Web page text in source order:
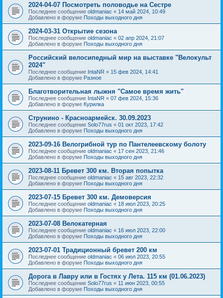
2024-04-07 Посмотреть половодье на Сестре
Последнее сообщение oldmaniac « 14 май 2024, 10:49
Добавлено в форуме Походы выходного дня
2024-03-31 Открытие сезона
Последнее сообщение oldmaniac « 02 апр 2024, 21:07
Добавлено в форуме Походы выходного дня
Российский велосипедный мир на выставке "Велокульт
2024"
Последнее сообщение IntaNR « 15 фев 2024, 14:41
Добавлено в форуме Разное
Благотворительная лыжня "Самое время жить"
Последнее сообщение IntaNR « 07 фев 2024, 15:36
Добавлено в форуме Курилка
Струнино - Красноармейск. 30.09.2023
Последнее сообщение Solo77rus « 01 окт 2023, 17:42
Добавлено в форуме Походы выходного дня
2023-09-16 Велогрибной тур по Пантелеевскому болоту
Последнее сообщение oldmaniac « 17 сен 2023, 21:46
Добавлено в форуме Походы выходного дня
2023-08-11 Бревет 300 км. Вторая попытка
Последнее сообщение oldmaniac « 15 авг 2023, 22:32
Добавлено в форуме Походы выходного дня
2023-07-15 Бревет 300 км. Демоверсия
Последнее сообщение oldmaniac « 18 июл 2023, 20:25
Добавлено в форуме Походы выходного дня
2023-07-08 Велокатерная
Последнее сообщение oldmaniac « 16 июл 2023, 22:00
Добавлено в форуме Походы выходного дня
2023-07-01 Традиционный бревет 200 км
Последнее сообщение oldmaniac « 06 июл 2023, 20:55
Добавлено в форуме Походы выходного дня
Дорога в Лавру или в Гостях у Лета. 115 км (01.06.2023)
Последнее сообщение Solo77rus « 11 июн 2023, 00:55
Добавлено в форуме Походы выходного дня